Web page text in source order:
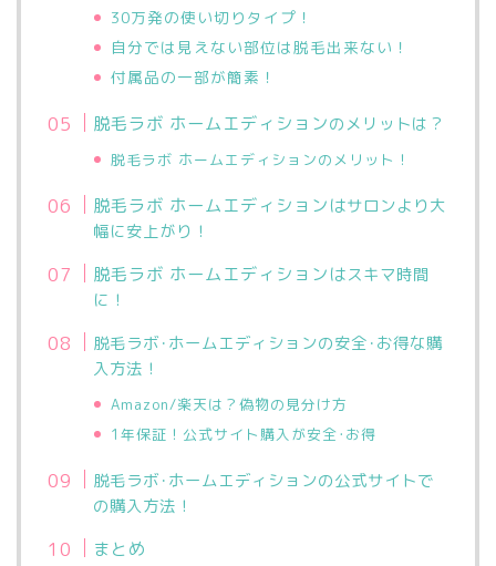
30万発の使い切りタイプ！
自分では見えない部位は脱毛出来ない！
付属品の一部が簡素！
脱毛ラボ ホームエディションのメリットは？
脱毛ラボ ホームエディションのメリット！
脱毛ラボ ホームエディションはサロンより大
幅に安上がり！
脱毛ラボ ホームエディションはスキマ時間
に！
脱毛ラボ･ホームエディションの安全･お得な購
入方法！
Amazon/楽天は？偽物の見分け方
1年保証！公式サイト購入が安全･お得
脱毛ラボ･ホームエディションの公式サイトで
の購入方法！
まとめ